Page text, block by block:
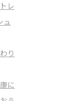
レ
ュ
り
に